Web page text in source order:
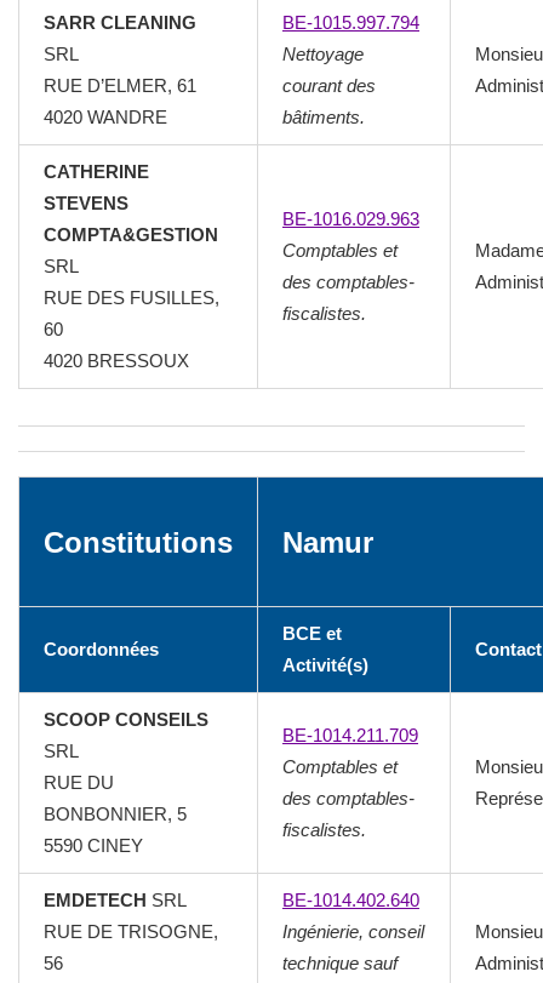
SARR CLEANING
SRL
RUE D’ELMER, 61
4020 WANDRE
BE-1015.997.794
Nettoyage
courant des
bâtiments.
CATHERINE
STEVENS
COMPTA&GESTION
SRL
RUE DES FUSILLES,
60
4020 BRESSOUX
BE-1016.029.963
Comptables et
des comptables-
fiscalistes.
Constitutions Namur
Coordonnées
BCE et
Activité(s)
Contact
SCOOP CONSEILS
SRL
RUE DU
BONBONNIER, 5
5590 CINEY
BE-1014.211.709
Comptables et
des comptables-
fiscalistes.
EMDETECH SRL
RUE DE TRISOGNE,
56
BE-1014.402.640
Ingénierie, conseil
technique sauf